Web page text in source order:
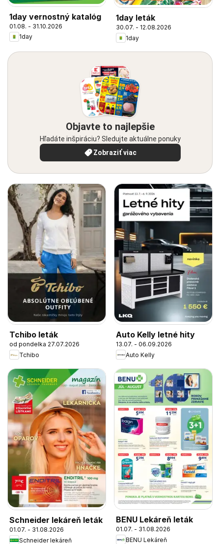
1day vernostný katalóg
01.08. - 31.10.2026
1day
1day leták
30.07. - 12.08.2026
1day
Objavte to najlepšie
Hľadáte inšpiráciu? Sledujte aktuálne ponuky
Zobraziť viac
Tchibo leták
od pondelka 27.07.2026
Tchibo
Auto Kelly letné hity
13.07. - 06.09.2026
Auto Kelly
Schneider lekáreň leták
01.07. - 31.08.2026
Schneider lekáreň
BENU Lekáreň leták
01.07. - 31.08.2026
BENU Lekáreň